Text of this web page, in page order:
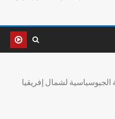
الجيوسياسية لشمال إفريقيا